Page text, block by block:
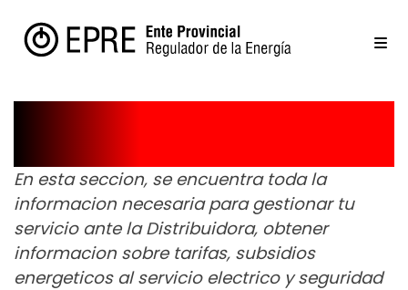
En esta seccion, se encuentra toda la
informacion necesaria para gestionar tu
servicio ante la Distribuidora, obtener
informacion sobre tarifas, subsidios
energeticos al servicio electrico y seguridad